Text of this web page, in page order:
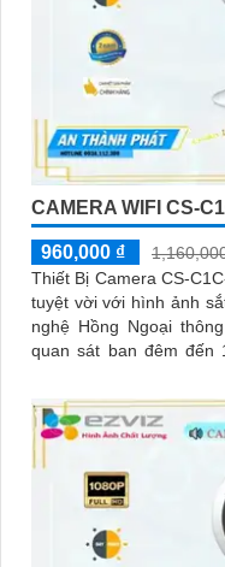
CAMERA WIFI CS-
960,000 ₫
Thiết Bị Camera CS-
tuyệt vời với hình ảnh sắt
nghệ Hồng Ngoại
quan sát ban đêm đến